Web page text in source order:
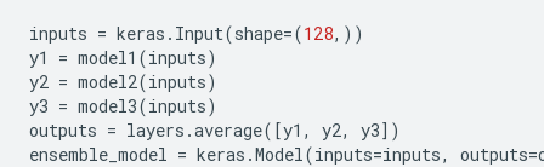
reshape_1 (Reshape)         (None, 4, 4,
conv2d_transpose_4 (Conv2DT  (None, 6, 6,
inputs = keras . Input(shape=(128,))
y1
= model1 (inputs)
y2 = model2(inputs)
y3 = model3(inputs)
outputs = layers .average([y1 , y2, y3])
ensemble_model = keras .Model(inputs=inputs, outputs=